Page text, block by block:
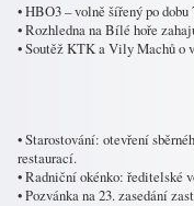
• HBO3 – volně šířený po dobu
• Rozhledna na Bílé hoře
• Soutěž KTK a Vily Machů o
• Starostování: otevření
restaurací.
• Radniční okénko: ředitelské
• Pozvánka na 23. zasedání